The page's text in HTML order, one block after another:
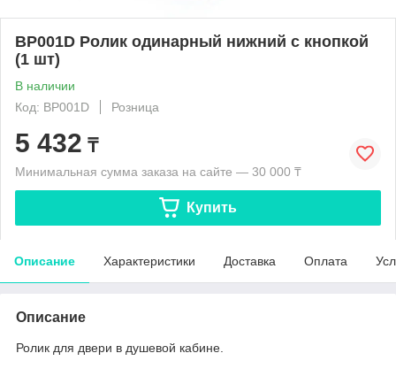
BP001D Ролик одинарный нижний с кнопкой
(1 шт)
В наличии
Код: BP001D
Розница
5 432 ₸
Минимальная сумма заказа на сайте — 30 000 ₸
Купить
Описание Характеристики Доставка Оплата
Описание
Ролик для двери в душевой кабине.